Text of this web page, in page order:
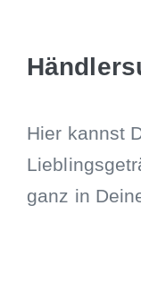
Hier kannst
ganz in